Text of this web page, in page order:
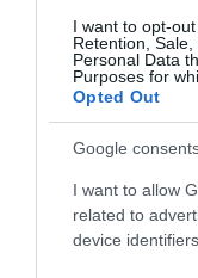
I want to opt-
Retention,
Personal Data
Purposes for
Opted Out
Google
I want to allow
related to
device
ΑΘΛΗΤΙΚΑ
Ινφαντίνο:
περί…
Παραμένει στο